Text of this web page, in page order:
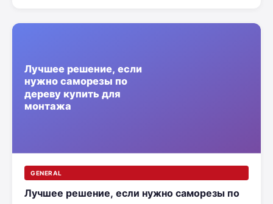
GENERAL
Лучшее решение, если нужно саморезы по